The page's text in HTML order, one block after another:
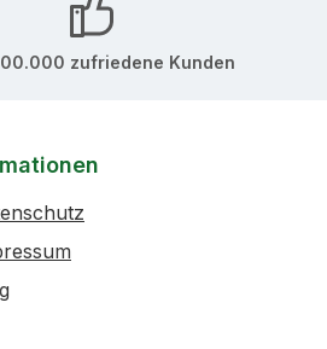
zufriedene Kunden